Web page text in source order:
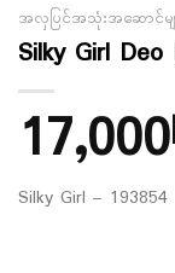
အလှပြင်အသုံးအဆောင်မျ
Silky Girl
17,000
Silky Girl – 193854